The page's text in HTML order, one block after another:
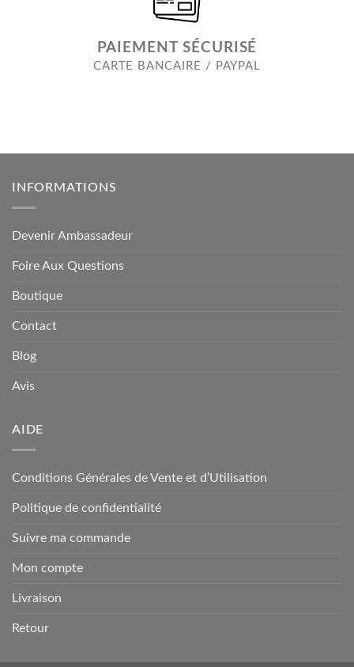
PAIEMENT SÉCURISÉ
CARTE BANCAIRE / PAYPAL
INFORMATIONS
Devenir Ambassadeur
Foire Aux Questions
Boutique
Contact
Blog
Avis
AIDE
Conditions Générales de Vente et d’Utilisation
Politique de confidentialité
Suivre ma commande
Mon compte
Livraison
Retour